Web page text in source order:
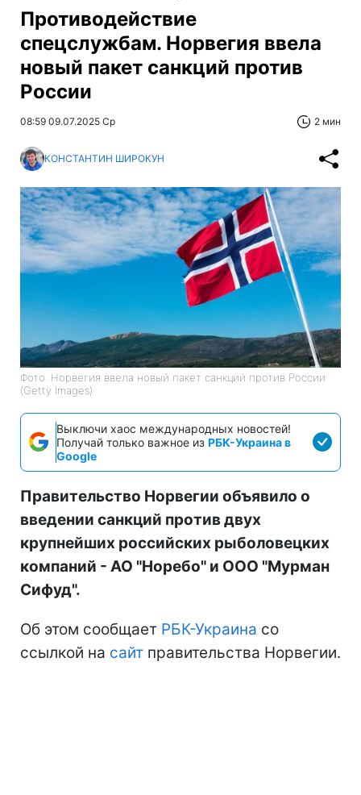
Противодействие
спецслужбам. Норвегия ввела
новый пакет санкций против
России
08:59 09.07.2025 Ср 2 мин
КОНСТАНТИН ШИРОКУН
Фото: Норвегия ввела новый пакет санкций против России
(Getty Images)
Выключи хаос международных новостей!
Получай только важное из РБК-Украина в
Google
Правительство Норвегии объявило о
введении санкций против двух
крупнейших российских рыболовецких
компаний - АО "Норебо" и ООО "Мурман
Сифуд".
Об этом сообщает РБК-Украина со
ссылкой на сайт правительства Норвегии.